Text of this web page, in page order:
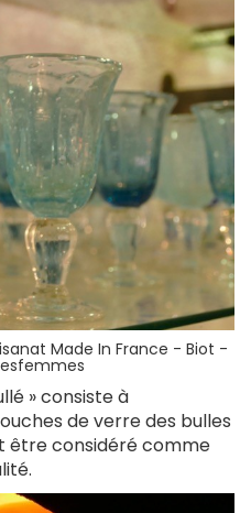
Made In France - Biot -
» consiste à
de verre des bulles
être considéré comme